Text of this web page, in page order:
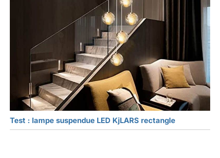
Test : lampe suspendue LED KjLARS rectangle